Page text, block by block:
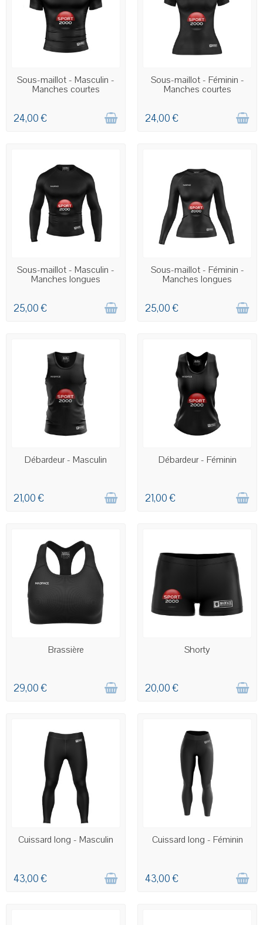
COMMANDE PERSONNALISÉE
Sous-maillot - Masculin -
Manches courtes
24,00 €
COMMANDE PERSONNALISÉE
Sous-maillot - Féminin -
Manches courtes
24,00 €
COMMANDE PERSONNALISÉE
Sous-maillot - Masculin -
Manches longues
25,00 €
COMMANDE PERSONNALISÉE
Sous-maillot - Féminin -
Manches longues
25,00 €
COMMANDE PERSONNALISÉE
Débardeur - Masculin
21,00 €
COMMANDE PERSONNALISÉE
Débardeur - Féminin
21,00 €
COMMANDE PERSONNALISÉE
Brassière
29,00 €
COMMANDE PERSONNALISÉE
Shorty
20,00 €
COMMANDE PERSONNALISÉE
Cuissard long - Masculin
43,00 €
COMMANDE PERSONNALISÉE
Cuissard long - Féminin
43,00 €